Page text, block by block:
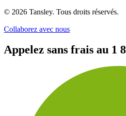
© 2026 Tansley. Tous droits réservés.
Collaborez avec nous
Appelez sans frais au 1